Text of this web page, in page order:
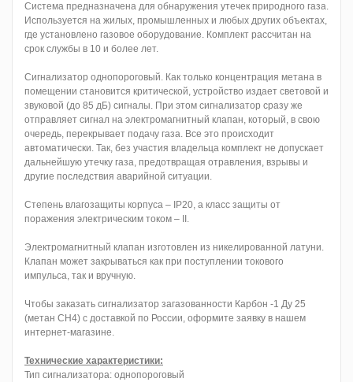
Система предназначена для обнаружения утечек природного газа.
Используется на жилых, промышленных и любых других объектах,
где установлено газовое оборудование. Комплект рассчитан на
срок службы в 10 и более лет.
Сигнализатор однопороговый. Как только концентрация метана в
помещении становится критической, устройство издает световой и
звуковой (до 85 дБ) сигналы. При этом сигнализатор сразу же
отправляет сигнал на электромагнитный клапан, который, в свою
очередь, перекрывает подачу газа. Все это происходит
автоматически. Так, без участия владельца комплект не допускает
дальнейшую утечку газа, предотвращая отравления, взрывы и
другие последствия аварийной ситуации.
Степень влагозащиты корпуса – IP20, а класс защиты от
поражения электрическим током – II.
Электромагнитный клапан изготовлен из никелированной латуни.
Клапан может закрываться как при поступлении токового
импульса, так и вручную.
Чтобы заказать сигнализатор загазованности Карбон -1 Ду 25
(метан CH4) с доставкой по России, оформите заявку в нашем
интернет-магазине.
Технические характеристики:
Тип сигнализатора: однопороговый